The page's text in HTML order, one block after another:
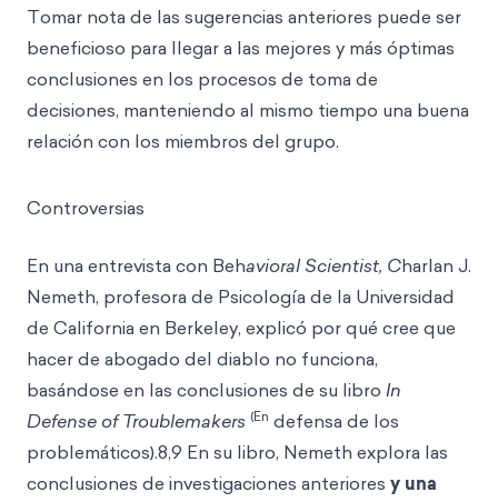
Tomar nota de las sugerencias anteriores puede ser
beneficioso para llegar a las mejores y más óptimas
conclusiones en los procesos de toma de
decisiones, manteniendo al mismo tiempo una buena
relación con los miembros del grupo.
Controversias
En una entrevista con Behavioral Scientist, Charlan J.
Nemeth, profesora de Psicología de la Universidad
de California en Berkeley, explicó por qué cree que
hacer de abogado del diablo no funciona,
basándose en las conclusiones de su libro In
Defense of Troublemakers (En defensa de los
problemáticos).8,9 En su libro, Nemeth explora las
conclusiones de investigaciones anteriores y una